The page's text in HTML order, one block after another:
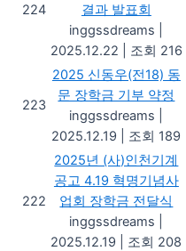
224
결과 발표회
inggssdreams
2025.12.22
조회 216
223
2025 신동우(전18) 동
문 장학금 기부 약정
inggssdreams
2025.12.19
조회 189
222
2025년 (사)인천기계
공고 4.19 혁명기념사
업회 장학금 전달식
inggssdreams
2025.12.19
조회 208